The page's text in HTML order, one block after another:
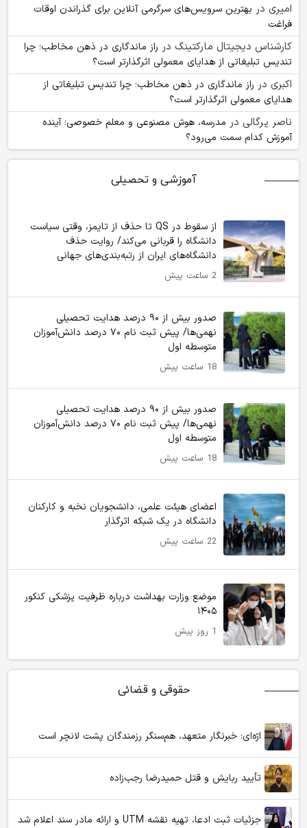
امیری در بهترین سرویس‌های سرگرمی آنلاین برای گذراندن اوقات
فراغت
کارشناس دیجیتال مارکتینگ در راز ماندگاری در ذهن مخاطب؛ چرا
تندیس تبلیغاتی از هدایای معمولی اثرگذارتر است؟
اکبری در راز ماندگاری در ذهن مخاطب؛ چرا تندیس تبلیغاتی از
هدایای معمولی اثرگذارتر است؟
ناصر پرگالی در مدرسه، هوش مصنوعی و معلم خصوصی؛ آینده
آموزش کدام سمت می‌رود؟
آموزشی و تحصیلی
از سقوط در QS تا حذف از تایمز، وقتی سیاست
دانشگاه را قربانی می‌کند/ روایت حذف
دانشگاه‌های ایران از رتبه‌بندی‌های جهانی
2 ساعت پیش
صدور بیش از ۹۰ درصد هدایت تحصیلی
نهمی‌ها/ پیش ثبت نام ۷۰ درصد دانش‌آموزان
متوسطه اول
18 ساعت پیش
صدور بیش از ۹۰ درصد هدایت تحصیلی
نهمی‌ها/ پیش ثبت نام ۷۰ درصد دانش‌آموزان
متوسطه اول
18 ساعت پیش
اعضای هیئت علمی، دانشجویان نخبه و کارکنان
دانشگاه در یک شبکه‌ اثرگذار
22 ساعت پیش
موضع وزارت بهداشت درباره ظرفیت پزشکی کنکور
۱۴۰۵
1 روز پیش
حقوقی و قضائی
اژه‌ای: خبرنگار متعهد، هم‌سنگر رزمندگان پشت لانچر است
تأیید ربایش و قتل حمیدرضا رجب‌زاده
جزئیات ثبت ادعا، تهیه نقشه UTM و ارائه مادر سند اعلام شد